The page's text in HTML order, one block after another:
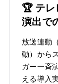
🏆 テレ
演出で
放送連動
動）から
ガー一斉
える導入